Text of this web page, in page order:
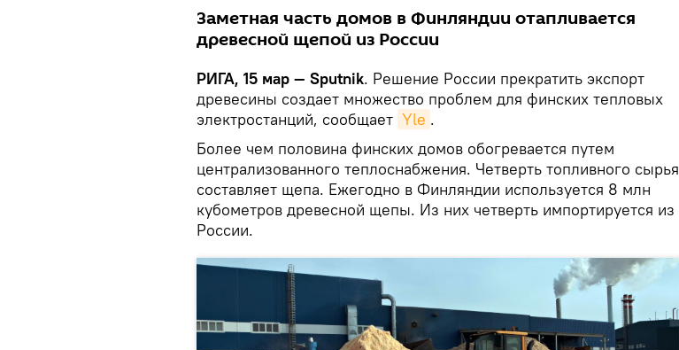
Заметная часть домов в Финляндии отапливается
древесной щепой из России
РИГА, 15 мар — Sputnik. Решение России прекратить экспорт
древесины создает множество проблем для финских тепловых
электростанций, сообщает Yle .
Более чем половина финских домов обогревается путем
централизованного теплоснабжения. Четверть топливного сырья
составляет щепа. Ежегодно в Финляндии используется 8 млн
кубометров древесной щепы. Из них четверть импортируется из
России.